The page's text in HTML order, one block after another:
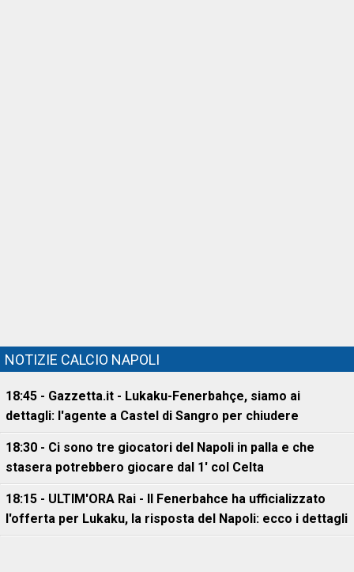
NOTIZIE CALCIO NAPOLI
18:45 - Gazzetta.it - Lukaku-Fenerbahçe, siamo ai
dettagli: l'agente a Castel di Sangro per chiudere
18:30 - Ci sono tre giocatori del Napoli in palla e che
stasera potrebbero giocare dal 1' col Celta
18:15 - ULTIM'ORA Rai - Il Fenerbahce ha ufficializzato
l'offerta per Lukaku, la risposta del Napoli: ecco i dettagli